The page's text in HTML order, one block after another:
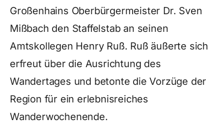
Großenhains Oberbürgermeister Dr. Sven
Mißbach den Staffelstab an seinen
Amtskollegen Henry Ruß. Ruß äußerte sich
erfreut über die Ausrichtung des
Wandertages und betonte die Vorzüge der
Region für ein erlebnisreiches
Wanderwochenende.